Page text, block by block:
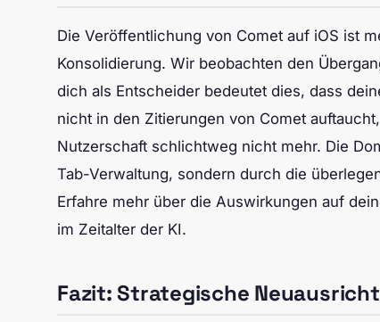
Die Veröffentlichung von Comet auf iOS ist
Konsolidierung. Wir beobachten den
dich als Entscheider bedeutet dies, dass
nicht in den Zitierungen von Comet
Nutzerschaft schlichtweg nicht mehr. Die
Tab-Verwaltung, sondern durch die
Erfahre mehr über die Auswirkungen auf
im Zeitalter der KI.
Fazit: Strategische